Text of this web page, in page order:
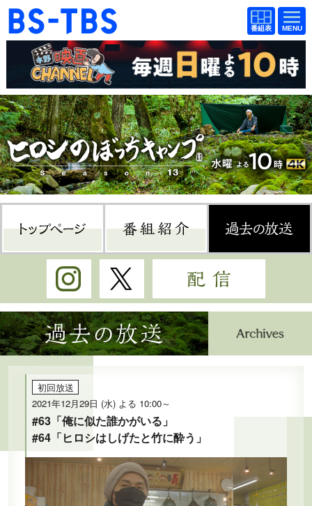
BS-TBS
番組
表
BS-TBS
番組
表
ドラマ 映画
紀行 報道
教養 スポーツ
音楽 エンタメ
アニメ ファンクラブ
検索
視聴方法 4K放送
イベント ショッピング
公式SNS プレゼント
ご意見・ご感想 会社情報
Instagram Twitter
過去の放送
初回放送
2021年12月29日 (水) よる 10:00～
#63「俺に似た誰かがいる」
#64「ヒロシはしげたと竹に酔う」